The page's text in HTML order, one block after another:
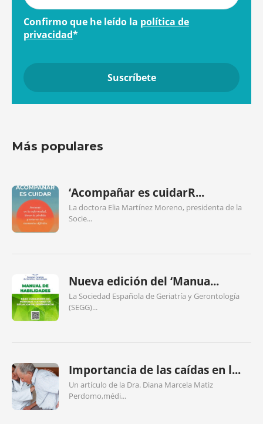
Confirmo que he leído la política de
privacidad*
Más populares
‘Acompañar es cuidarR...
La doctora Elia Martínez Moreno, presidenta de la
Socie...
Nueva edición del ‘Manua...
La Sociedad Española de Geriatría y Gerontología
(SEGG)...
Importancia de las caídas en l...
Un artículo de la Dra. Diana Marcela Matiz
Perdomo,médi...